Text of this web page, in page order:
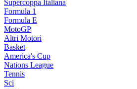
Supercoppa Italiana
Formula 1
Formula E
MotoGP
Altri Motori
Basket
America's Cup
Nations League
Tennis
Sci